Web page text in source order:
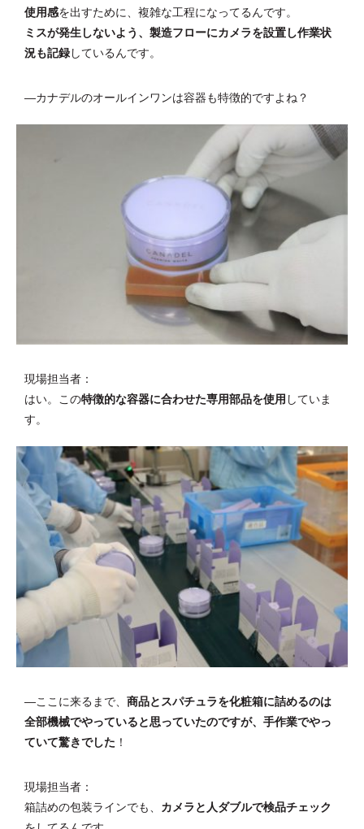
使用感を出すために、複雑な工程になってるんです。
ミスが発生しないよう、製造フローにカメラを設置し作業状
況も記録しているんです。
―カナデルのオールインワンは容器も特徴的ですよね？
現場担当者：
はい。この特徴的な容器に合わせた専用部品を使用 していま
す。
―ここに来るまで、 商品とスパチュラを化粧箱に詰めるのは
全部機械でやっていると思っていたのですが、手作業でやっ
ていて驚きでした ！
現場担当者：
箱詰めの包装ラインでも、 カメラと人ダブルで検品チェック